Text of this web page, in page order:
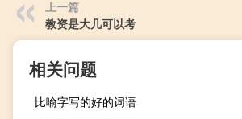
上一篇
教资是大几可以考
相关问题
比喻字写的好的词语